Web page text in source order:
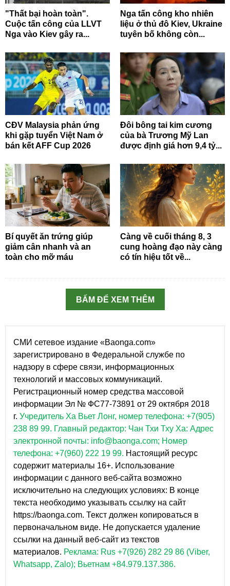
"Thất bại hoàn toàn".
Cuộc tấn công của LLVT
Nga vào Kiev gây ra...
Nga tấn công kho nhiên
liệu ở thủ đô Kiev, Ukraine
tuyên bố không còn...
CĐV Malaysia phản ứng
khi gặp tuyển Việt Nam ở
bán kết AFF Cup 2026
Đôi bông tai kim cương
của bà Trương Mỹ Lan
được định giá hơn 9,4 tỷ...
Bí quyết ăn trứng giúp
giảm cân nhanh và an
toàn cho mỡ máu
Càng về cuối tháng 8, 3
cung hoàng đạo này càng
có tín hiệu tốt về...
BẤM ĐỂ XEM THÊM
СМИ сетевое издание «Baonga.com»
зарегистрировано в Федеральной службе по
надзору в сфере связи, информационных
технологий и массовых коммуникаций.
Регистрационный номер средства массовой
информации Эл № ФС77-73891 от 29 октября 2018
г. Учредитель Ха Вьет Лонг, номер телефона: +7(905)
238 89 99. Главный редактор: Чан Тхи Тху Ха: Адрес
электронной почты: info@baonga.com; Номер
телефона: +7(960) 222 19 99. Настоящий ресурс
содержит материалы 16+. Использование
информации с данного веб-сайта возможно
исключительно на следующих условиях: В конце
текста необходимо указывать ссылку на сайт
https://baonga.com. Текст должен копироваться в
первоначальном виде. Не допускается удаление
ссылки на данный веб-сайт из текстов
материалов. Реклама: Rus +7(926) 282 29 86 (Viber,
Whatsapp, Zalo); Вьетнам +84.979.137.386.